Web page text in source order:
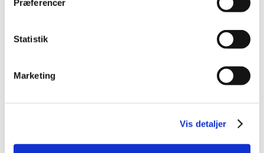
Præferencer
Statistik
Marketing
Vis detaljer
Webshop
Download